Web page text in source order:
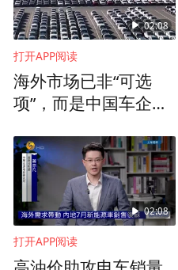
02:08
打开APP阅读
海外市场已非“可选
项”，而是中国车企发
02:08
打开APP阅读